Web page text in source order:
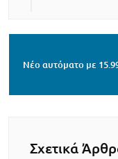
Νέο αυτόματο με
Σχετικά